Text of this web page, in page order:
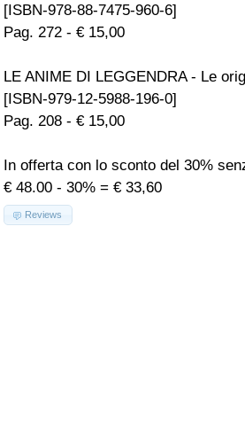
[ISBN-978-88-7475-960-6]
Pag. 272 - € 15,00
LE ANIME DI LEGGENDRA - Le
[ISBN-979-12-5988-196-0]
Pag. 208 - € 15,00
In offerta con lo sconto del 30%
€ 48.00 - 30% = € 33,60
Reviews